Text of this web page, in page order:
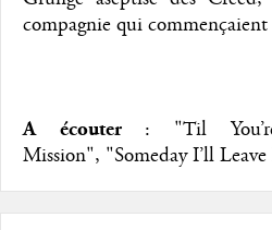
compagnie qui commençaient
A écouter: "Til
Mission", "Someday I’ll